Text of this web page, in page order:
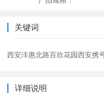
关键词
西安沣惠北路百欣花园西安携
详细说明